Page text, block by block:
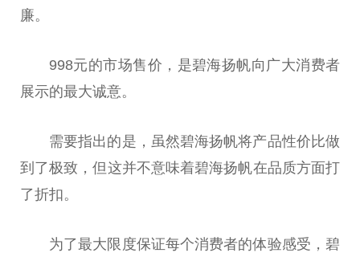
廉。
998元的市场售价，是碧海扬帆向广大消费者
展示的最大诚意。
需要指出的是，虽然碧海扬帆将产品性价比做
到了极致，但这并不意味着碧海扬帆在品质方面打
了折扣。
为了最大限度保证每个消费者的体验感受，碧